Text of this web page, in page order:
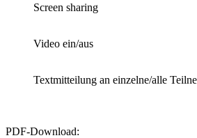
Screen sharing
Video ein/aus
Textmitteilung an einzelne/alle
PDF-Download: